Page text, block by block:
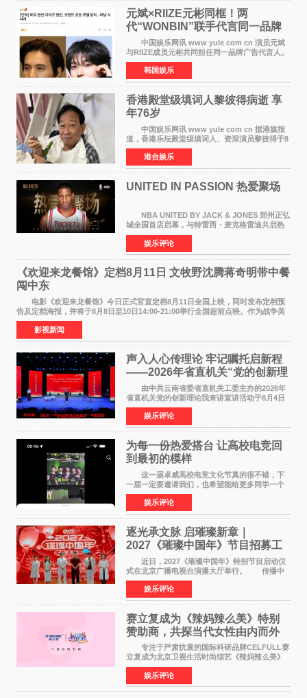
元斌×RIIZE元彬同框！两
代“WONBIN”联手代言同一品牌
颜值天花板合体
中国娱乐网讯 www yule com cn 演员元斌
与RIIZE成员元彬共同担任同一品牌广告代言人。
6日据独家报道，继演员元斌之后，RIIZE元彬最
近也被选为某在线中介平台A公司的共同广告代言
人，两人将作
韩国娱乐
香港殿堂级填词人黎彼得病逝 享
年76岁​
中国娱乐网讯 www yule com cn 据港媒报
道，香港乐坛殿堂级填词人、资深演员黎彼得于8
月5日上午因病离世，终年76岁。好友钟志光透
露，黎彼得今年3月中风后便卧床休养，身体机能
持续衰退，最
港台娱乐
UNITED IN PASSION 热爱聚场
NBA UNITED BY JACK & JONES 郑州正弘
城全国首店启幕，与特雷西・麦克格雷迪共启热
爱 2026 年7 月21 日，
NBAUNITEDBYJACK&JONES 全国首店，于郑
州正弘城正式启幕。NBA 传奇球星
娱乐评论
《欢迎来龙餐馆》定档8月11日 文牧野沈腾蒋奇明带中餐
闯中东
电影《欢迎来龙餐馆》今日正式官宣定档8月11日全国上映，同时发布定档预
告及定档海报，并将于8月8日至10日14:00-21:00举行全国超前点映。作为战争美
食大片，影片讲述的是中国厨师徐福（沈腾
影视新闻
声入人心传理论 牢记嘱托启新程
——2026年省直机关“党的创新理
论我来讲”宣讲活动圆满落幕
由中共云南省委省直机关工委主办的2026年
省直机关党的创新理论我来讲宣讲活动于8月4日
至5日在昆明举办。活动以 "牢记嘱托 感恩奋进
开创云南发展新局面 "为主题，坚持以新时代中国
特色社会主义
娱乐评论
为每一份热爱搭台 让高校电竞回
到最初的模样
这一届卓威高校电竞文化节真的很不错，下
一届一定要邀请我们，也希望能给更多同学一个
来到现场的机会。 2026卓威高校电竞文化节
已经落下帷幕，在活动结束后，仍有不少高校电
竞社负责人和现
娱乐评论
逐光承文脉 启璀璨新章｜
2027《璀璨中国年》节目招募工
作圆满启动
近日，2027《璀璨中国年》特别节目启动仪
式在北京广播电视台演播大厅举行。 传播中
华优秀传统文化，弘扬纯正国风艺术，打造高规
格、高质感、正能量的文艺盛典，是璀璨中国年
矢志不渝的初心
娱乐评论
赛立复成为《辣妈辣么美》特别
赞助商，共探当代女性由内而外
活力美
专注于严肃抗衰的国际科研品牌CELFULL赛
立复成为北京卫视生活时尚综艺《辣妈辣么美》
的特别赞助商,明星辣妈袁咏仪倾情参与，向广大
都市女性传递健康生活新主张，寄语当代女性在
家庭与自我之间
娱乐评论